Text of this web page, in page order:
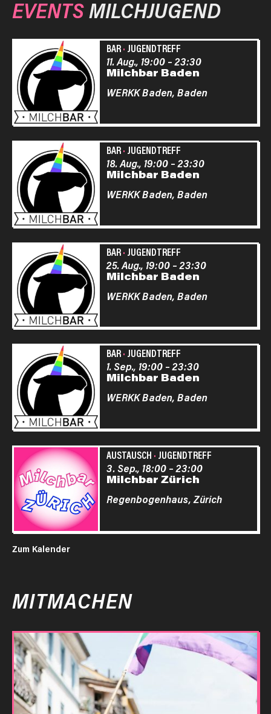
EVENTSMILCHJUGEND
BAR· JUGENDTREFF
Milchbar Baden
11. Aug., 19:00–23:30
WERKK Baden, Baden
BAR· JUGENDTREFF
Milchbar Baden
18. Aug., 19:00–23:30
WERKK Baden, Baden
BAR· JUGENDTREFF
Milchbar Baden
25. Aug., 19:00–23:30
WERKK Baden, Baden
BAR· JUGENDTREFF
Milchbar Baden
1. Sep., 19:00–23:30
WERKK Baden, Baden
AUSTAUSCH · JUGENDTREFF
Milchbar Zürich
3. Sep., 18:00–23:00
Regenbogenhaus, Zürich
Zum Kalender
MITMACHEN